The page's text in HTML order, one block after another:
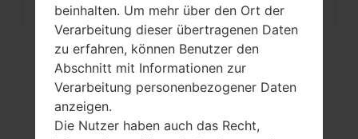
beinhalten. Um mehr über den Ort der
Verarbeitung dieser übertragenen Daten
zu erfahren, können Benutzer den
Abschnitt mit Informationen zur
Verarbeitung personenbezogener Daten
anzeigen.
Die Nutzer haben auch das Recht,